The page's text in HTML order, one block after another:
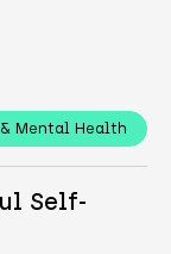
Mental Health
Self-